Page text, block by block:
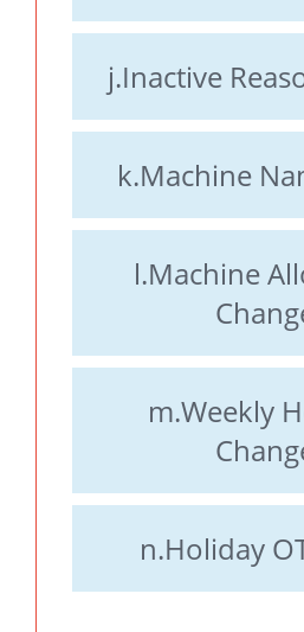
j.Inactive
k.Machine
l.Machine
m.Weekly
n.Holiday